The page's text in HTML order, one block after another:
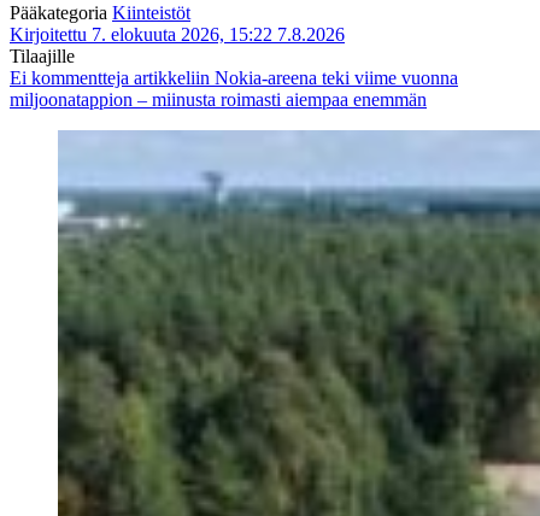
Pääkategoria Kiinteistöt
Kirjoitettu 7. elokuuta 2026, 15:22 7.8.2026
Tilaajille
Ei kommentteja artikkeliin Nokia-areena teki viime vuonna
miljoonatappion – miinusta roimasti aiempaa enemmän